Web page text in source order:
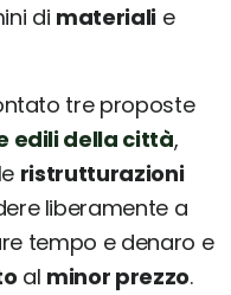
di materialie
tre proposte
edili della città,
ristrutturazioni
liberamente a
tempo e denaro e
al minor prezzo.